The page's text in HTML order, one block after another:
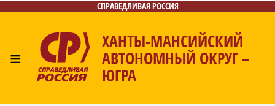
СПРАВЕДЛИВАЯ РОССИЯ
≡
ХАНТЫ-МАНСИЙСКИЙ
АВТОНОМНЫЙ ОКРУГ –
ЮГРА